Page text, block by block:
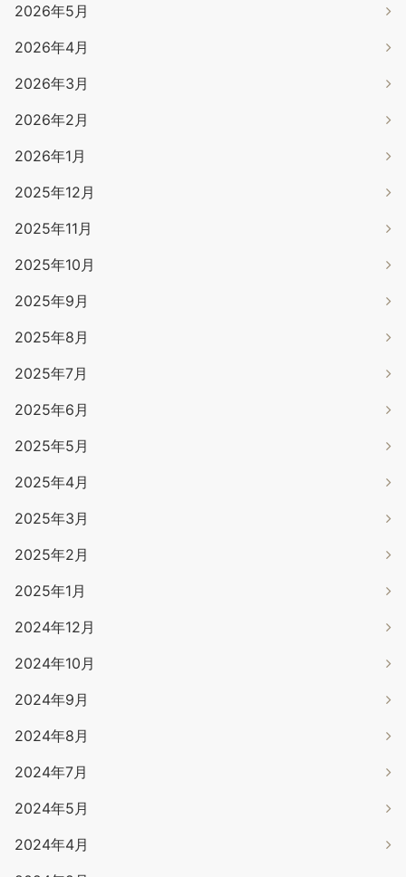
2026年5月
2026年4月
2026年3月
2026年2月
2026年1月
2025年12月
2025年11月
2025年10月
2025年9月
2025年8月
2025年7月
2025年6月
2025年5月
2025年4月
2025年3月
2025年2月
2025年1月
2024年12月
2024年10月
2024年9月
2024年8月
2024年7月
2024年5月
2024年4月